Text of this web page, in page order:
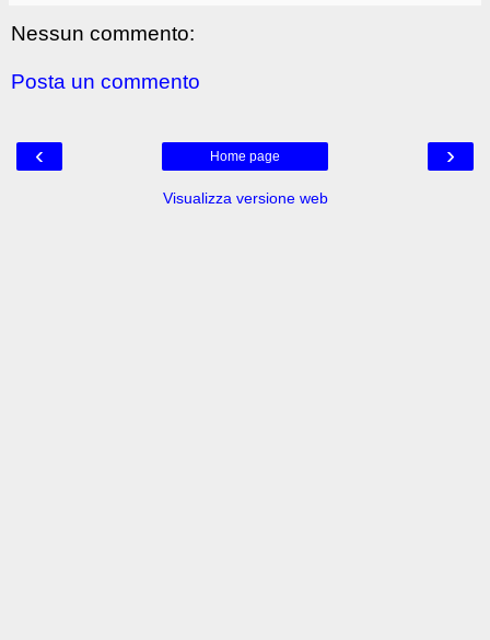
Nessun commento:
Posta un commento
‹ ›
Home page
Visualizza versione web